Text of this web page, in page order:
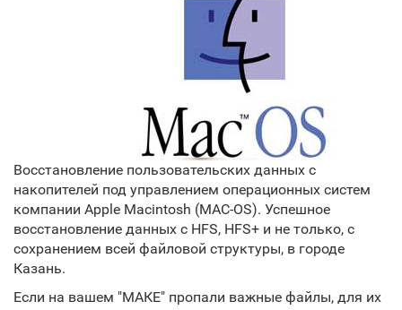
Восстановление пользовательских данных с
накопителей под управлением операционных систем
компании Apple Macintosh (MAC-OS). Успешное
восстановление данных с HFS, HFS+ и не только, с
сохранением всей файловой структуры, в городе
Казань.
Если на вашем "МАКЕ" пропали важные файлы, для их